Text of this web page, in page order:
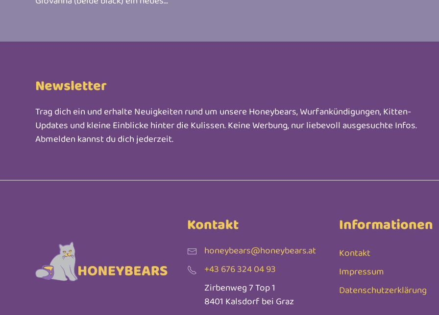
Newsletter
Trag dich ein und erhalte Neuigkeiten rund um unsere Honeybears, Wurfankündigungen, Kitten-
Updates und kleine Einblicke hinter die Kulissen. Keine Werbung, nur liebevoll ausgesuchte Infos.
Abmelden kannst du dich jederzeit.
Kontakt
honeybears@honeybears.at
+43 676 324 04 93
Zirbenweg 7 Top 1
8401 Kalsdorf bei Graz
Informationen
Kontakt
Impressum
Datenschutzerklärung